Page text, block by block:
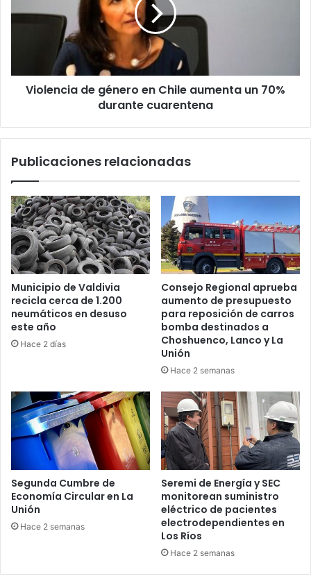
Chile
durante
cuarentena
Violencia de género en Chile aumenta un 70%
durante cuarentena
Publicaciones relacionadas
Municipio de Valdivia
recicla cerca de 1.200
neumáticos en desuso
este año
Hace 2 días
Consejo Regional aprueba
aumento de presupuesto
para reposición de carros
bomba destinados a
Choshuenco, Lanco y La
Unión
Hace 2 semanas
Segunda Cumbre de
Economía Circular en La
Unión
Hace 2 semanas
Seremi de Energía y SEC
monitorean suministro
eléctrico de pacientes
electrodependientes en
Los Ríos
Hace 2 semanas